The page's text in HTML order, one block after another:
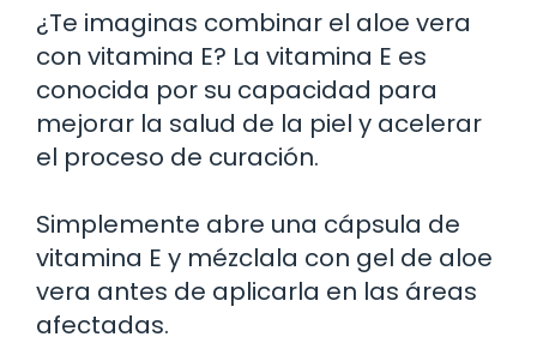
¿Te imaginas combinar el aloe vera
con vitamina E? La vitamina E es
conocida por su capacidad para
mejorar la salud de la piel y acelerar
el proceso de curación.
Simplemente abre una cápsula de
vitamina E y mézclala con gel de aloe
vera antes de aplicarla en las áreas
afectadas.